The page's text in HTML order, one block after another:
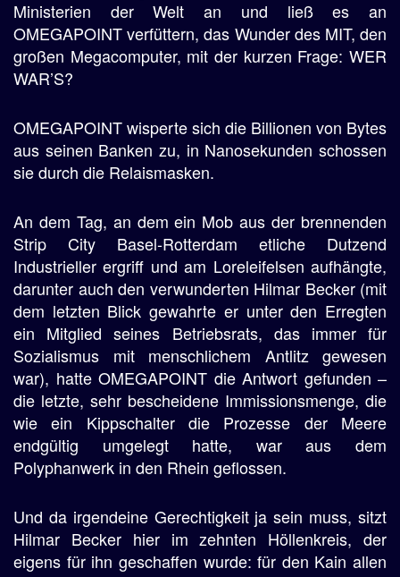
Ministerien der Welt an und ließ es an
OMEGAPOINT verfüttern, das Wunder des MIT, den
großen Megacomputer, mit der kurzen Frage: WER
WAR’S?
OMEGAPOINT wisperte sich die Billionen von Bytes
aus seinen Banken zu, in Nanosekunden schossen
sie durch die Relaismasken.
An dem Tag, an dem ein Mob aus der brennenden
Strip City Basel-Rotterdam etliche Dutzend
Industrieller ergriff und am Loreleifelsen aufhängte,
darunter auch den verwunderten Hilmar Becker (mit
dem letzten Blick gewahrte er unter den Erregten
ein Mitglied seines Betriebsrats, das immer für
Sozialismus mit menschlichem Antlitz gewesen
war), hatte OMEGAPOINT die Antwort gefunden –
die letzte, sehr bescheidene Immissionsmenge, die
wie ein Kippschalter die Prozesse der Meere
endgültig umgelegt hatte, war aus dem
Polyphanwerk in den Rhein geflossen.
Und da irgendeine Gerechtigkeit ja sein muss, sitzt
Hilmar Becker hier im zehnten Höllenkreis, der
eigens für ihn geschaffen wurde: für den Kain allen